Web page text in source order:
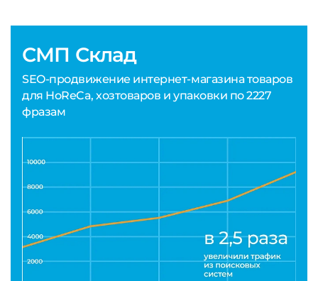
СМП Склад
SEO-продвижение интернет-магазина товаров
для HoReCa, хозтоваров и упаковки по 2227
фразам